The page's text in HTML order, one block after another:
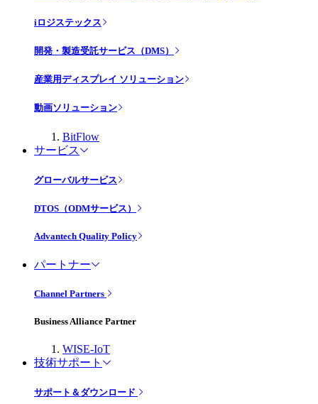
iロジステックス
開発・製造受託サービス（DMS）
産業用ディスプレイ ソリューション
動画ソリューション
BitFlow
サービス
グローバルサービス
DTOS（ODMサービス）
Advantech Quality Policy
パートナー
Channel Partners
Business Alliance Partner
WISE-IoT
技術サポート
サポート＆ダウンロード